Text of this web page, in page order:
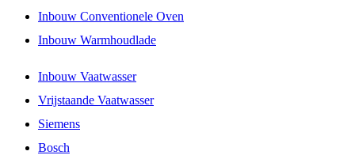
Inbouw Conventionele Oven
Inbouw Warmhoudlade
Inbouw Vaatwasser
Vrijstaande Vaatwasser
Siemens
Bosch